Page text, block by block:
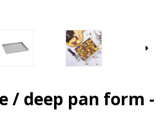
/ deep pan form -